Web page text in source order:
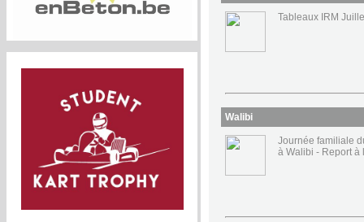
Tableaux IRM
Walibi
Journée familiale
à Walibi - Report à